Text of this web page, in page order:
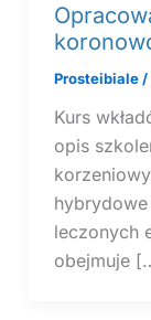
Prosteibiale /
Kurs
opis
leczonych
obejmuje